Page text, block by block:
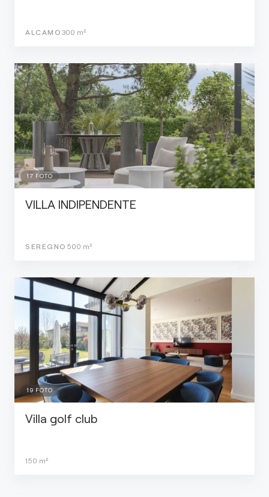
ALCAMO 300 m²
17 FOTO
VILLA INDIPENDENTE
SEREGNO 500 m²
19 FOTO
Villa golf club
150 m²